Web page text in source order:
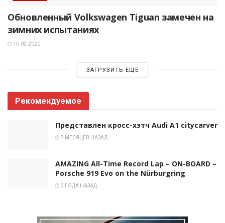
Обновленный Volkswagen Tiguan замечен на
зимних испытаниях
15.02.2020
ЗАГРУЗИТЬ ЕЩЕ
Рекомендуемое
Представлен кросс-хэтч Audi A1 citycarver
7 МЕСЯЦЕВ НАЗАД
AMAZING All-Time Record Lap – ON-BOARD –
Porsche 919 Evo on the Nürburgring
2 ГОДА НАЗАД